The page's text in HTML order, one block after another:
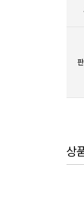
상